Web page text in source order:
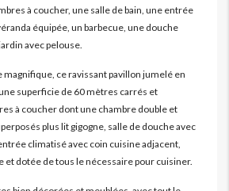
à coucher, une salle de bain, une entrée
équipée, un barbecue, une douche
avec pelouse.
magnifique, ce ravissant pavillon jumelé en
superficie de 60 mètres carrés et
à coucher dont une chambre double et
plus lit gigogne, salle de douche avec
climatisé avec coin cuisine adjacent,
et dotée de tous le nécessaire pour cuisiner.